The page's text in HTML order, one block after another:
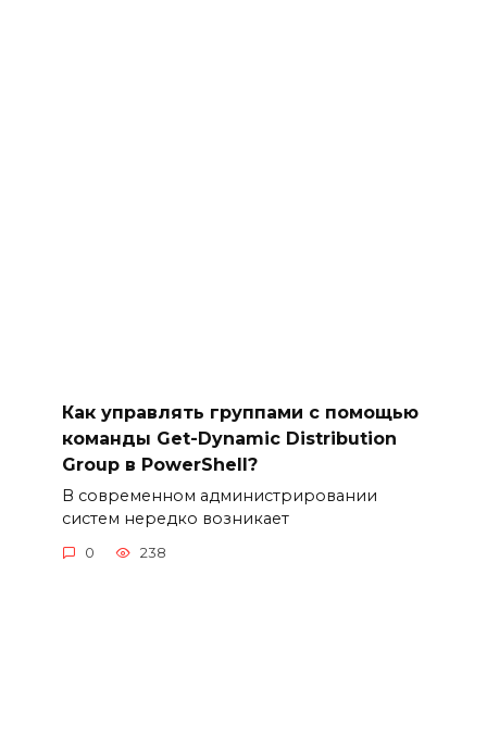
Как управлять группами с помощью
команды Get-Dynamic Distribution
Group в PowerShell?
В современном администрировании
систем нередко возникает
0 238